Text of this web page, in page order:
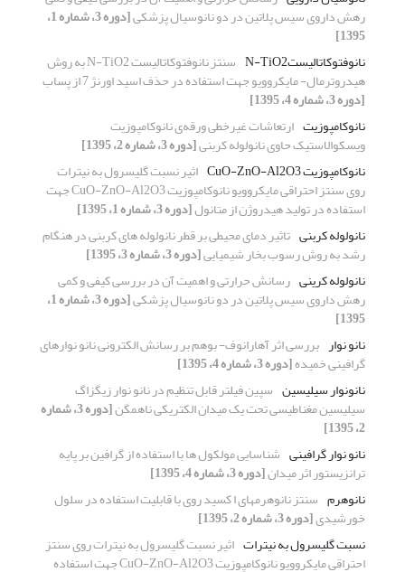
رهش داروی سیس پلاتین در دو نانوسیال پزشکی [دوره 3، شماره 1،
1395]
نانوفتوکاتالیستN-TiO2
سنتز نانوفتوکاتالیست N-TiO2 به روش
هیدروترمال- مایکروویو جهت استفاده در حذف اسید اورنژ 7 از پساب
[دوره 3، شماره 4، 1395]
نانوکامپوزیت ارتعاشات غیرخطی ورقه‌ی نانوکامپوزیت
ویسکوالاستیک حاوی نانولوله کربنی[دوره 3، شماره 2، 1395]
نانوکامپوزیت CuO-ZnO-Al2O3
اثیر نسبت گلیسرول به نیترات
روی سنتز احتراقی مایکروویو نانوکامپوزیت CuO-ZnO-Al2O3 جهت
استفاده در تولید هیدروژن از متانول[دوره 3، شماره 1، 1395]
نانولوله کربنی تاثیر دمای محیطی بر قطر نانولوله های کربنی در هنگام
رشد به روش رسوب بخار شیمیایی[دوره 3، شماره 3، 1395]
نانولوله کرینی رسانش حرارتی و اهمیت آن در بررسی کیفی و کمی
رهش داروی سیس پلاتین در دو نانوسیال پزشکی [دوره 3، شماره 1،
1395]
نانو نوار بررسی اثر آهارانوف- بوهم بر رسانش الکترونی نانو نوارهای
گرافینی خمیده[دوره 3، شماره 4، 1395]
نانونوار سیلیسین سپین فیلتر قابل تنظیم در نانو نوار زیگزاگ
سیلیسین مغناطیسی تحت یک میدان الکتریکی ناهمگن [دوره 3، شماره
2، 1395]
نانو نوار گرافینی شناسایی مولکول ها با استفاده از گرافین بر پایه
ترانزیستور اثر میدان[دوره 3، شماره 4، 1395]
نانوهرم سنتز نانوهرمهای ا کسید روی با قابلیت استفاده در سلول
خورشیدی[دوره 3، شماره 2، 1395]
نسبت گلیسرول به نیترات اثیر نسبت گلیسرول به نیترات روی سنتز
احتراقی مایکروویو نانوکامپوزیت CuO-ZnO-Al2O3 جهت استفاده